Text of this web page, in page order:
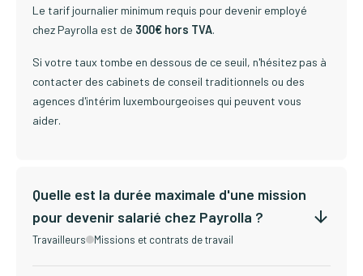
Le tarif journalier minimum requis pour devenir employé
chez Payrolla est de 300€ hors TVA.
Si votre taux tombe en dessous de ce seuil, n'hésitez pas à
contacter des cabinets de conseil traditionnels ou des
agences d'intérim luxembourgeoises qui peuvent vous
aider.
Quelle est la durée maximale d'une mission
pour devenir salarié chez Payrolla ?
Travailleurs Missions et contrats de travail